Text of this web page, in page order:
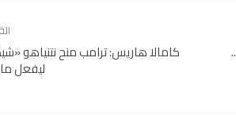
كامالا هاريس: ترامب منح نتنياهو
ليفعل